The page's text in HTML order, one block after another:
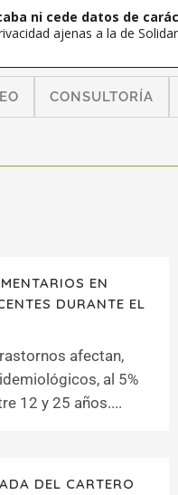
CONSULTORÍA
EN
DURANTE EL
afectan,
al 5%
12 y 25 años....
DEL CARTERO
ni cede datos de
ajenas a la de